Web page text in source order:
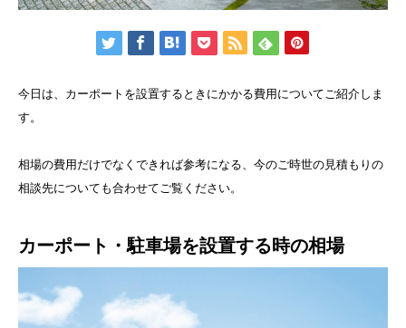
今日は、カーポートを設置するときにかかる費用についてご紹介しま
す。
相場の費用だけでなくできれば参考になる、今のご時世の見積もりの
相談先についても合わせてご覧ください。
カーポート・駐車場を設置する時の相場